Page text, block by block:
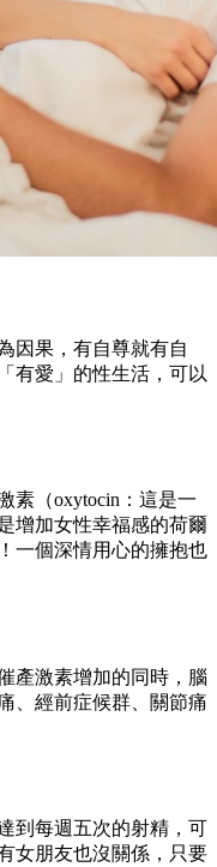
因果，有自尊就有自
有愛」的性生活，可以
素（oxytocin：這是一
增加女性幸福感的荷爾
一個深情用心的擁抱也
產激素增加的同時，腦
、經前症候群、關節痛
到每週五次的射精，可
女朋友也沒關係，只要